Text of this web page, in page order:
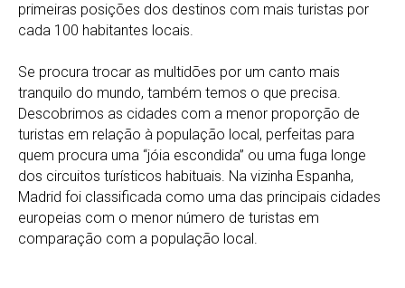
primeiras posições dos destinos com mais turistas por
cada 100 habitantes locais.
Se procura trocar as multidões por um canto mais
tranquilo do mundo, também temos o que precisa.
Descobrimos as cidades com a menor proporção de
turistas em relação à população local, perfeitas para
quem procura uma “jóia escondida” ou uma fuga longe
dos circuitos turísticos habituais. Na vizinha Espanha,
Madrid foi classificada como uma das principais cidades
europeias com o menor número de turistas em
comparação com a população local.